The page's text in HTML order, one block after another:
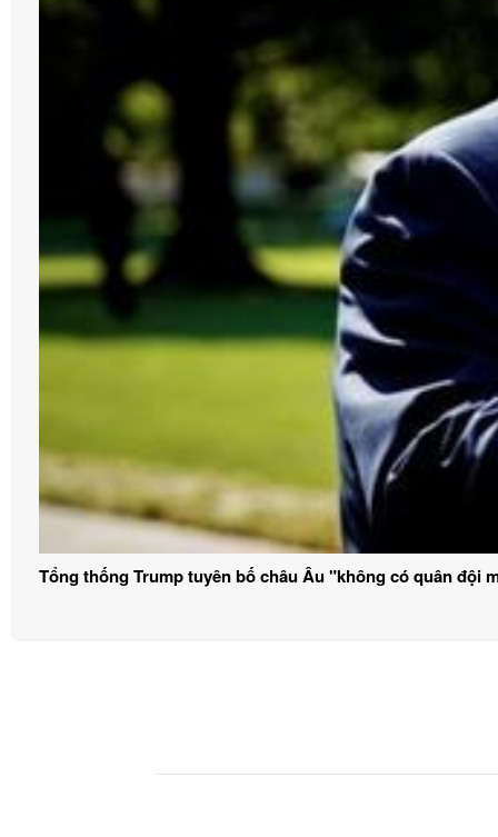
Tổng thống Trump tuyên bố châu Âu "không có quân đội